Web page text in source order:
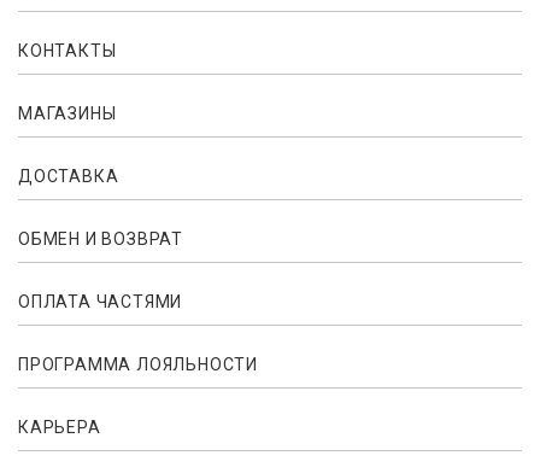
КОНТАКТЫ
МАГАЗИНЫ
ДОСТАВКА
ОБМЕН И ВОЗВРАТ
ОПЛАТА ЧАСТЯМИ
ПРОГРАММА ЛОЯЛЬНОСТИ
КАРЬЕРА